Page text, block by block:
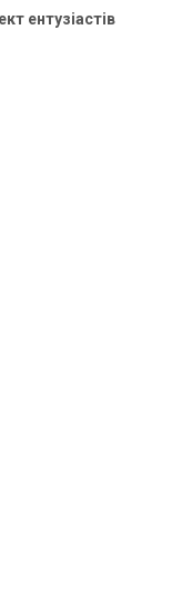
ентузіастів